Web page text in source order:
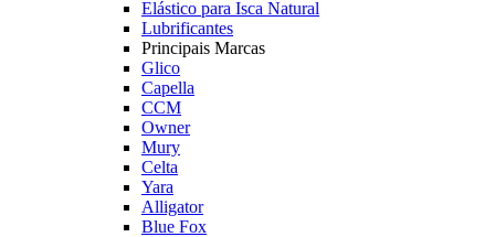
Elástico para Isca Natural
Lubrificantes
Principais Marcas
Glico
Capella
CCM
Owner
Mury
Celta
Yara
Alligator
Blue Fox